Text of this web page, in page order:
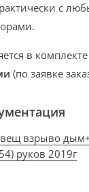
с
в
(по заявке
взрыво
руков 2019г